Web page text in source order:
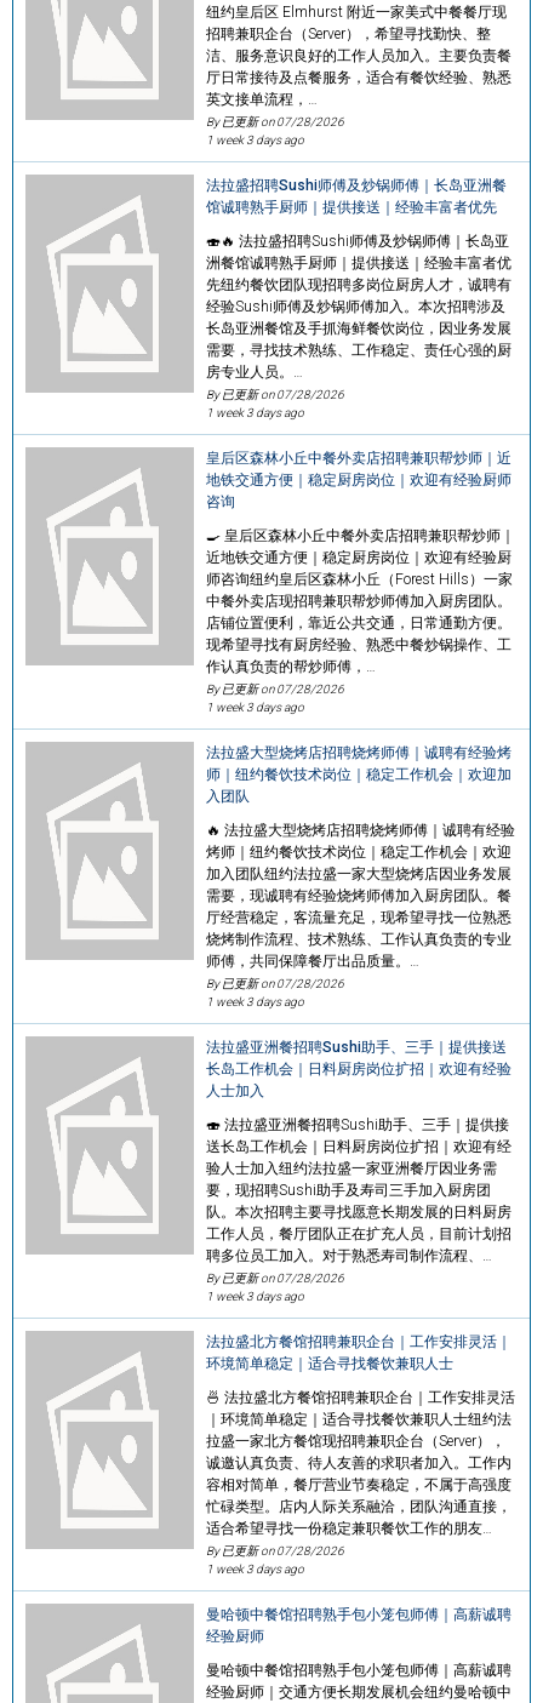
纽约皇后区 Elmhurst 附近一家美式中餐餐厅现
招聘兼职企台（Server），希望寻找勤快、整
洁、服务意识良好的工作人员加入。主要负责餐
厅日常接待及点餐服务，适合有餐饮经验、熟悉
英文接单流程，…
By 已更新 on07/28/2026
1 week 3 days ago
法拉盛招聘Sushi师傅及炒锅师傅｜长岛亚洲餐
馆诚聘熟手厨师｜提供接送｜经验丰富者优先
🍣🔥 法拉盛招聘Sushi师傅及炒锅师傅｜长岛亚
洲餐馆诚聘熟手厨师｜提供接送｜经验丰富者优
先纽约餐饮团队现招聘多岗位厨房人才，诚聘有
经验Sushi师傅及炒锅师傅加入。本次招聘涉及
长岛亚洲餐馆及手抓海鲜餐饮岗位，因业务发展
需要，寻找技术熟练、工作稳定、责任心强的厨
房专业人员。…
By 已更新 on07/28/2026
1 week 3 days ago
皇后区森林小丘中餐外卖店招聘兼职帮炒师｜近
地铁交通方便｜稳定厨房岗位｜欢迎有经验厨师
咨询
🍳 皇后区森林小丘中餐外卖店招聘兼职帮炒师｜
近地铁交通方便｜稳定厨房岗位｜欢迎有经验厨
师咨询纽约皇后区森林小丘（Forest Hills）一家
中餐外卖店现招聘兼职帮炒师傅加入厨房团队。
店铺位置便利，靠近公共交通，日常通勤方便。
现希望寻找有厨房经验、熟悉中餐炒锅操作、工
作认真负责的帮炒师傅，…
By 已更新 on07/28/2026
1 week 3 days ago
法拉盛大型烧烤店招聘烧烤师傅｜诚聘有经验烤
师｜纽约餐饮技术岗位｜稳定工作机会｜欢迎加
入团队
🔥 法拉盛大型烧烤店招聘烧烤师傅｜诚聘有经验
烤师｜纽约餐饮技术岗位｜稳定工作机会｜欢迎
加入团队纽约法拉盛一家大型烧烤店因业务发展
需要，现诚聘有经验烧烤师傅加入厨房团队。餐
厅经营稳定，客流量充足，现希望寻找一位熟悉
烧烤制作流程、技术熟练、工作认真负责的专业
师傅，共同保障餐厅出品质量。…
By 已更新 on07/28/2026
1 week 3 days ago
法拉盛亚洲餐招聘Sushi助手、三手｜提供接送
长岛工作机会｜日料厨房岗位扩招｜欢迎有经验
人士加入
🍣 法拉盛亚洲餐招聘Sushi助手、三手｜提供接
送长岛工作机会｜日料厨房岗位扩招｜欢迎有经
验人士加入纽约法拉盛一家亚洲餐厅因业务需
要，现招聘Sushi助手及寿司三手加入厨房团
队。本次招聘主要寻找愿意长期发展的日料厨房
工作人员，餐厅团队正在扩充人员，目前计划招
聘多位员工加入。对于熟悉寿司制作流程、…
By 已更新 on07/28/2026
1 week 3 days ago
法拉盛北方餐馆招聘兼职企台｜工作安排灵活｜
环境简单稳定｜适合寻找餐饮兼职人士
🍜 法拉盛北方餐馆招聘兼职企台｜工作安排灵活
｜环境简单稳定｜适合寻找餐饮兼职人士纽约法
拉盛一家北方餐馆现招聘兼职企台（Server），
诚邀认真负责、待人友善的求职者加入。工作内
容相对简单，餐厅营业节奏稳定，不属于高强度
忙碌类型。店内人际关系融洽，团队沟通直接，
适合希望寻找一份稳定兼职餐饮工作的朋友…
By 已更新 on07/28/2026
1 week 3 days ago
曼哈顿中餐馆招聘熟手包小笼包师傅｜高薪诚聘
经验厨师
曼哈顿中餐馆招聘熟手包小笼包师傅｜高薪诚聘
经验厨师｜交通方便长期发展机会纽约曼哈顿中